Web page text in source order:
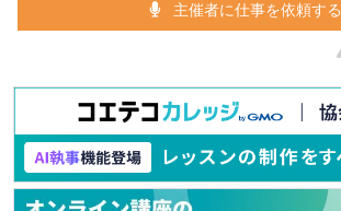
主催者に仕事を依頼する